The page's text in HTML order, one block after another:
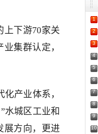
上下游70家关
集群认定，
产业体系，
水城区工业和
展方向，更进
1
2
3
4
5
6
7
8
9
10